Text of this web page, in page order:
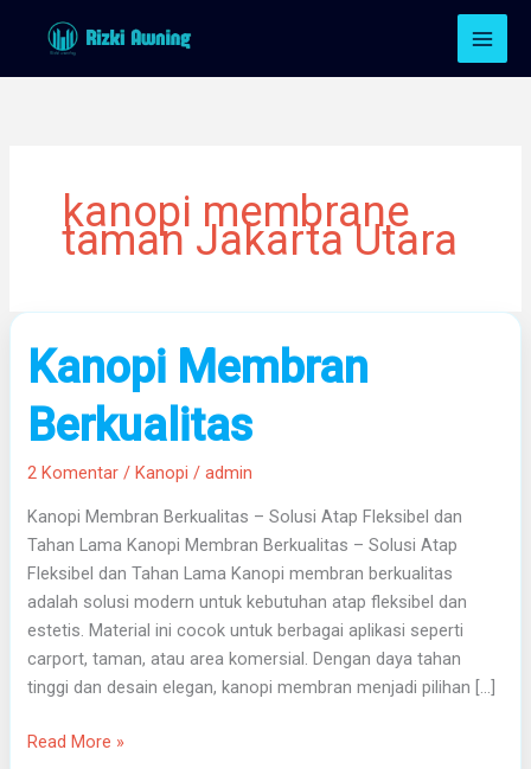
kanopi membrane
taman Jakarta Utara
Kanopi Membran
Berkualitas
2 Komentar /Kanopi /admin
Kanopi Membran Berkualitas – Solusi Atap Fleksibel dan
Tahan Lama Kanopi Membran Berkualitas – Solusi Atap
Fleksibel dan Tahan Lama Kanopi membran berkualitas
adalah solusi modern untuk kebutuhan atap fleksibel dan
estetis. Material ini cocok untuk berbagai aplikasi seperti
carport, taman, atau area komersial. Dengan daya tahan
tinggi dan desain elegan, kanopi membran menjadi pilihan […]
Kanopi
Membran
Berkualitas
Read More »